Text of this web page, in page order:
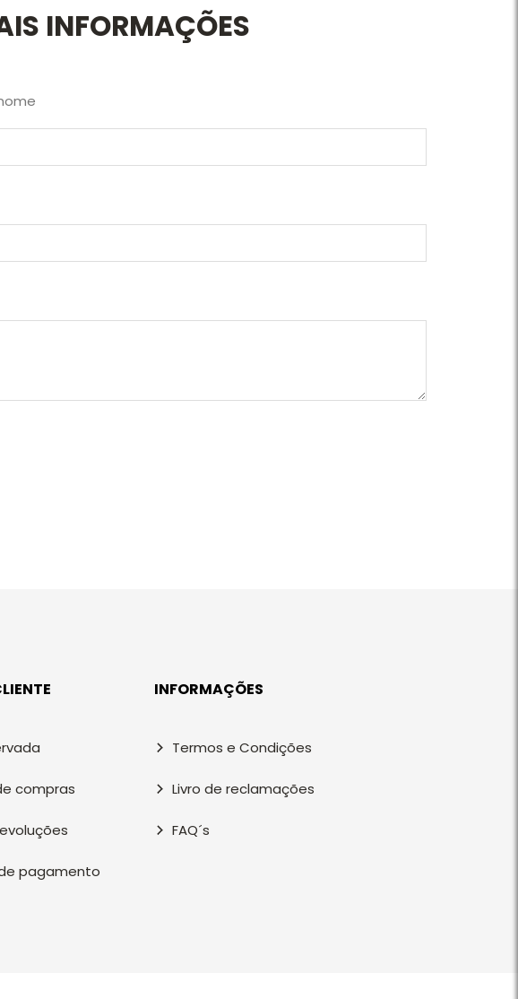
INFORMAÇÕES
compras
pagamento
INFORMAÇÕES
Termos e Condições
Livro de reclamações
FAQ´s